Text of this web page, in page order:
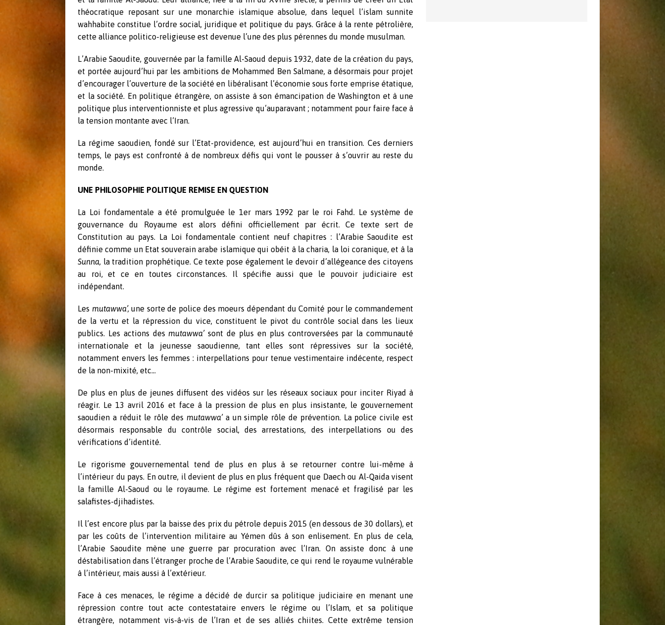
k
rg
e
r
théocratique reposant sur une monarchie islamique absolue, dans lequel l’islam sunnite
wahhabite constitue l’ordre social, juridique et politique du pays. Grâce à la rente pétrolière,
cette alliance politico-religieuse est devenue l’une des plus pérennes du monde musulman.
L’Arabie Saoudite, gouvernée par la famille Al-Saoud depuis 1932, date de la création du pays,
et portée aujourd’hui par les ambitions de Mohammed Ben Salmane, a désormais pour projet
d’encourager l’ouverture de la société en libéralisant l’économie sous forte emprise étatique,
et la société. En politique étrangère, on assiste à son émancipation de Washington et à une
politique plus interventionniste et plus agressive qu’auparavant ; notamment pour faire face à
la tension montante avec l’Iran.
La régime saoudien, fondé sur l’Etat-providence, est aujourd’hui en transition. Ces derniers
temps, le pays est confronté à de nombreux défis qui vont le pousser à s’ouvrir au reste du
monde.
UNE PHILOSOPHIE POLITIQUE REMISE EN QUESTION
La Loi fondamentale a été promulguée le 1er mars 1992 par le roi Fahd. Le système de
gouvernance du Royaume est alors défini officiellement par écrit. Ce texte sert de
Constitution au pays. La Loi fondamentale contient neuf chapitres : l’Arabie Saoudite est
définie comme un Etat souverain arabe islamique qui obéit à la charia, la loi coranique, et à la
Sunna, la tradition prophétique. Ce texte pose également le devoir d’allégeance des citoyens
au roi, et ce en toutes circonstances. Il spécifie aussi que le pouvoir judiciaire est
indépendant.
Les mutawwa’,une sorte de police des moeurs dépendant du Comité pour le commandement
de la vertu et la répression du vice, constituent le pivot du contrôle social dans les lieux
publics. Les actions des mutawwa’sont de plus en plus controversées par la communauté
internationale et la jeunesse saoudienne, tant elles sont répressives sur la société,
notamment envers les femmes : interpellations pour tenue vestimentaire indécente, respect
de la non-mixité, etc…
De plus en plus de jeunes diffusent des vidéos sur les réseaux sociaux pour inciter Riyad à
réagir. Le 13 avril 2016 et face à la pression de plus en plus insistante, le gouvernement
saoudien a réduit le rôle des mutawwa’ a un simple rôle de prévention. La police civile est
désormais responsable du contrôle social, des arrestations, des interpellations ou des
vérifications d’identité.
Le rigorisme gouvernemental tend de plus en plus à se retourner contre lui-même à
l’intérieur du pays. En outre, il devient de plus en plus fréquent que Daech ou Al-Qaida visent
la famille Al-Saoud ou le royaume. Le régime est fortement menacé et fragilisé par les
salafistes-djihadistes.
Il l’est encore plus par la baisse des prix du pétrole depuis 2015 (en dessous de 30 dollars), et
par les coûts de l’intervention militaire au Yémen dûs à son enlisement. En plus de cela,
l’Arabie Saoudite mène une guerre par procuration avec l’Iran. On assiste donc à une
déstabilisation dans l’étranger proche de l’Arabie Saoudite, ce qui rend le royaume vulnérable
à l’intérieur, mais aussi à l’extérieur.
Face à ces menaces, le régime a décidé de durcir sa politique judiciaire en menant une
répression contre tout acte contestataire envers le régime ou l’Islam, et sa politique
étrangère, notamment vis-à-vis de l’Iran et de ses alliés chiites. Cette extrême tension